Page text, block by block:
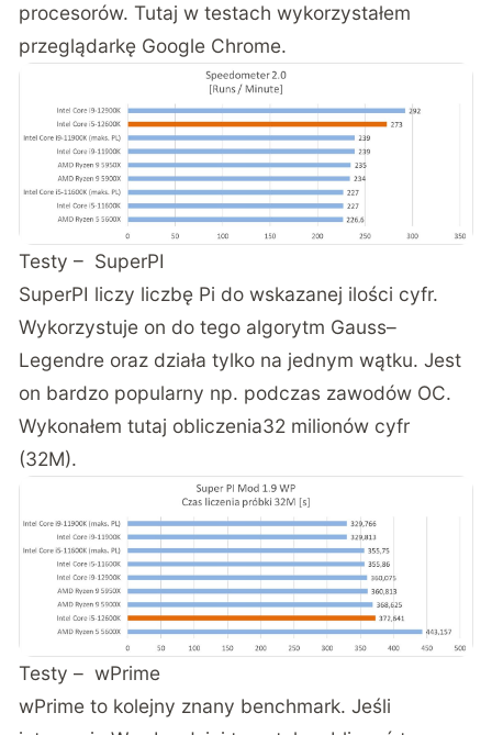
procesorów. Tutaj w testach wykorzystałem
przeglądarkę Google Chrome.
Testy – SuperPI
SuperPI liczy liczbę Pi do wskazanej ilości cyfr.
Wykorzystuje on do tego algorytm Gauss–
Legendre oraz działa tylko na jednym wątku. Jest
on bardzo popularny np. podczas zawodów OC.
Wykonałem tutaj obliczenia32 milionów cyfr
(32M).
Testy – wPrime
wPrime to kolejny znany benchmark. Jeśli